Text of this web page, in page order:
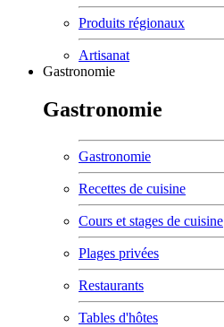
Produits régionaux
Artisanat
Gastronomie
Gastronomie
Gastronomie
Recettes de cuisine
Cours et stages de cuisine
Plages privées
Restaurants
Tables d'hôtes